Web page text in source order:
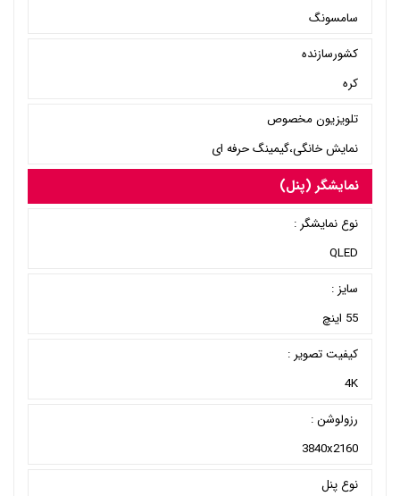
سامسونگ
کشورسازنده
کره
تلویزیون مخصوص
نمایش خانگی،گیمینگ حرفه ای
نمایشگر (پنل)
نوع نمایشگر :
QLED
سایز :
55 اینچ
کیفیت تصویر :
4K
رزولوشن :
3840x2160
نوع پنل